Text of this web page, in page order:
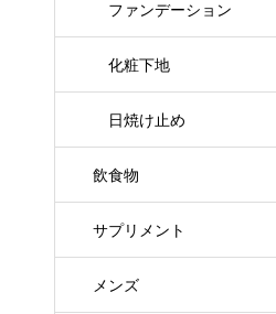
ファンデーション
化粧下地
日焼け止め
飲食物
サプリメント
メンズ